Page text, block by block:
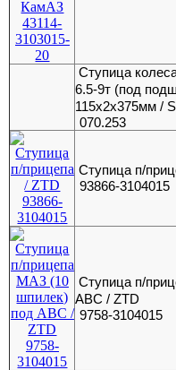
Ступица
6.5-9т (под
115х2х375мм /
070.253
Ступица п/
93866-3104015
Ступица п/
АBС / ZTD
9758-3104015